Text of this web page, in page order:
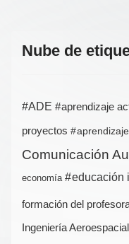
Nube de
ADE aprendizaje
proyectos
Comunicación
economía educación
formación del
Ingeniería Aeroespacial